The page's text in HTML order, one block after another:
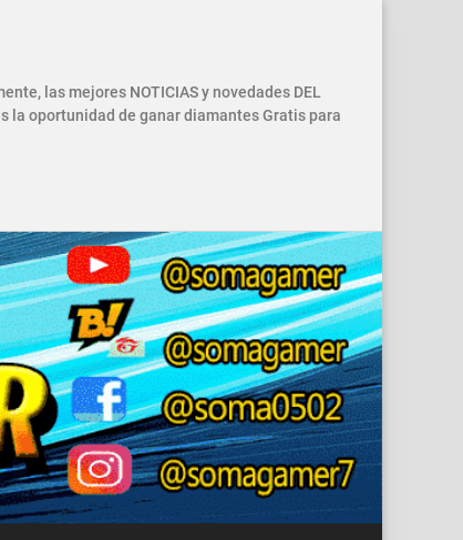
las mejores NOTICIAS y novedades DEL
la oportunidad de ganar diamantes Gratis para